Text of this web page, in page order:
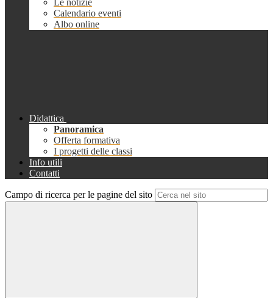
Le notizie
Calendario eventi
Albo online
Didattica
Panoramica
Offerta formativa
I progetti delle classi
Info utili
Contatti
Campo di ricerca per le pagine del sito